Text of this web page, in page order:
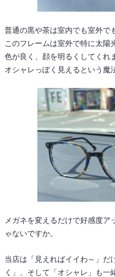
普通の黒や茶は室内でも室外で
このフレームは室外で特に太陽
色が良く、顔を明るくしてくれ
オシャレっぽく見えるという魔
メガネを変えるだけで好感度ア
ゃないですか。
当店は「見えればイイわ～」だ
く」、そして「オシャレ」も